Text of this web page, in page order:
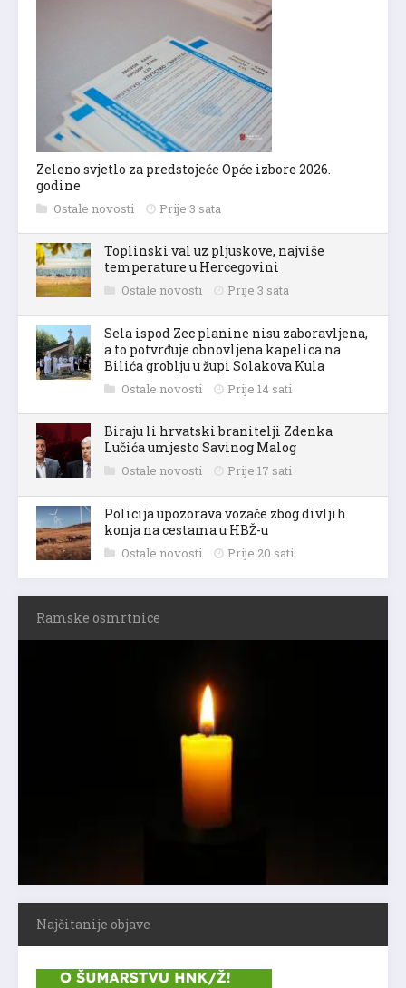
Zeleno svjetlo za predstojeće Opće izbore 2026.
godine
Ostale novosti Prije 3 sata
Toplinski val uz pljuskove, najviše
temperature u Hercegovini
Ostale novosti Prije 3 sata
Sela ispod Zec planine nisu zaboravljena,
a to potvrđuje obnovljena kapelica na
Bilića groblju u župi Solakova Kula
Ostale novosti Prije 14 sati
Biraju li hrvatski branitelji Zdenka
Lučića umjesto Savinog Malog
Ostale novosti Prije 17 sati
Policija upozorava vozače zbog divljih
konja na cestama u HBŽ-u
Ostale novosti Prije 20 sati
Ramske osmrtnice
Najčitanije objave